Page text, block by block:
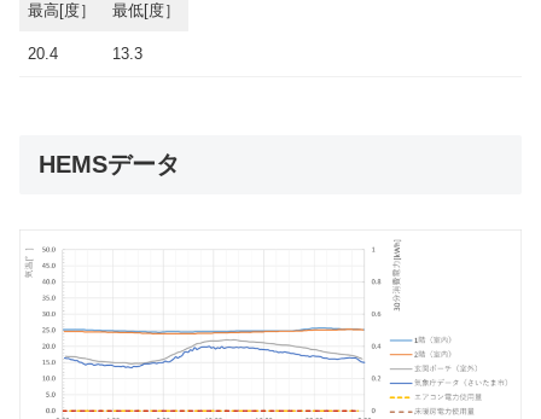
最高[度］ 最低[度］
20.4 13.3
HEMSデータ